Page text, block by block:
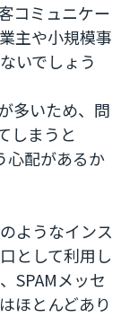
コミュニケー
主や小規模事
いでしょう
多いため、問
しまうと
心配があるか
ようなインス
として利用し
SPAMメッセ
ほとんどあり